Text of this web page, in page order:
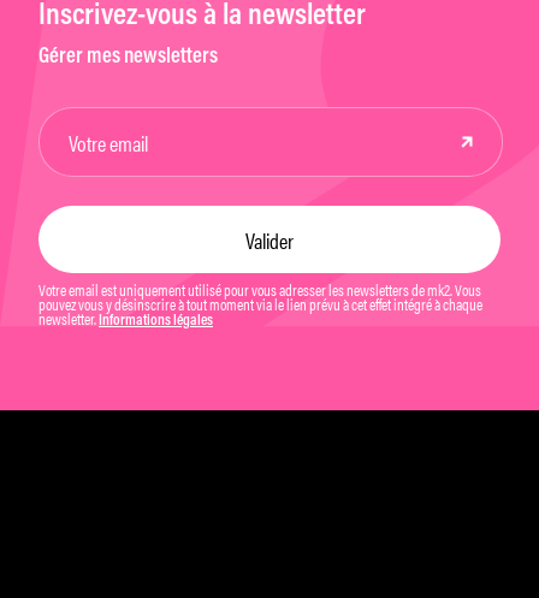
Inscrivez-vous à la newsletter
Gérer mes newsletters
Votre email est uniquement utilisé pour vous adresser les newsletters de mk2. Vous
pouvez vous y désinscrire à tout moment via le lien prévu à cet effet intégré à chaque
newsletter. Informations légales